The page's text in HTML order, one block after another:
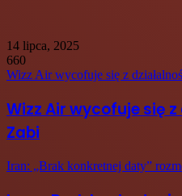
14 lipca, 2025
660
Wizz Air wycofuje się z
Wizz Air wycofuje się
Zabi
Iran: „Brak konkretnej daty”